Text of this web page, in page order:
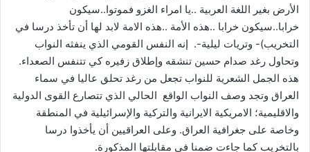
الأرض بغير اللغة العربية ..يا امراء الغزو فموتوا..سيكون
خرابا..سيكون خرابا ..هذه الأمة ..هذه الامة لابد لها أن تأخذ درسا في
التخريب)- وتريات ليلية-. إنه النفس القومي الذي ينفثه النواب
وتحاول رغد صدام حسين تنشقه وإطلاق زفيره كي تتنفس الصعداء.
هذه الجمل الشعرية للنواب تجعل من رغد تحلق عاليا في سماء
العراق وتجد وصف النواب الواقع الحالي الذي تتصارع القوى الدولية
والاقليمية؛ الامريكية الايرانية والتركية والإسرائيلية في المنطقة
وخاصة على جغرافية العراق. وعلى العراقيين أن يأخذوا درسا
بالتخريب كما جاءت ضمنا في مقابلتها المذكورة.